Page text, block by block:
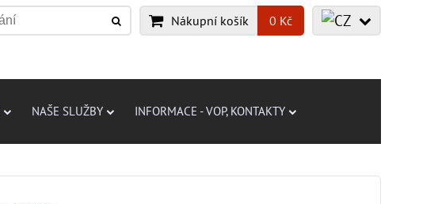
Nákupní košík 0 Kč
NAŠE SLUŽBY INFORMACE - VOP, KONTAKTY